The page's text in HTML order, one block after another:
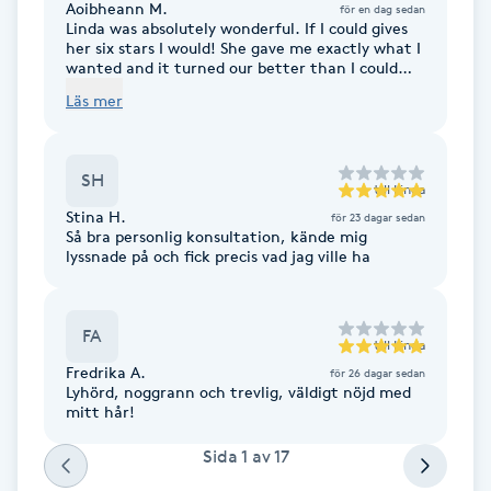
Fotsvamp
Fransfärgning
Fransförlängning
Fransförlängning Megavolym
Fransförlängning Volym
Aoibheann M. för en dag sedan
Linda was absolutely wonderful. If I could gives
her six stars I would! She gave me exactly what I
wanted and it turned our better than I could
to chat to. Will be using her from now on!
Läs mer
SH till Linda
Stina H. för 23 dagar sedan
Så bra personlig konsultation, kände mig
lyssnade på och fick precis vad jag ville ha
FA till Linda
Fredrika A. för 26 dagar sedan
Lyhörd, noggrann och trevlig, väldigt nöjd med
mitt hår!
Sida 1 av17